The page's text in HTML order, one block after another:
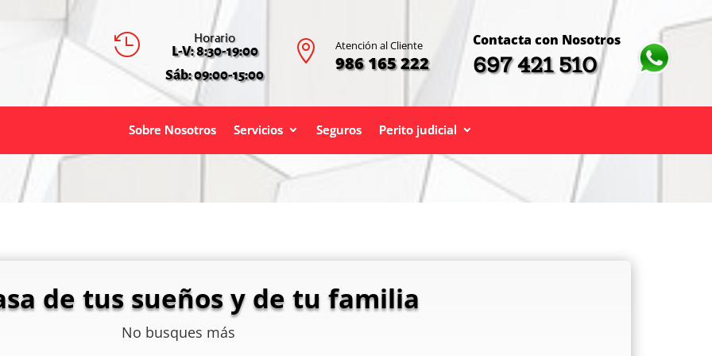
 Horario
L-V: 8:30-19:00
Sáb: 09:00-15:00
 Atención al Cliente
986 165 222
Contacta con Nosotros
697 421 510
Sobre Nosotros Servicios Seguros Perito judicial
de tus sueños y de tu familia
No busques más